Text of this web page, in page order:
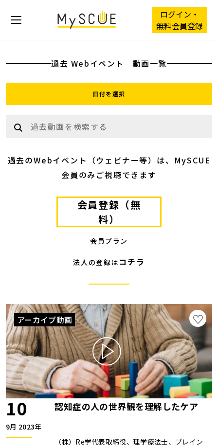
ログイン・
無料会員登録
過去 Webイベント 動画一覧
過去のWebイベント（ウェビナー等）は、MySCUE
会員のみご視聴できます
会員登録（無
料）
会員プラン
法人の登録は コチラ
アーカイブ動画
10
9月 2023年
認知症の人の世界観を理解したケア
（株）Re学代表取締役、理学療法士、ブレイン